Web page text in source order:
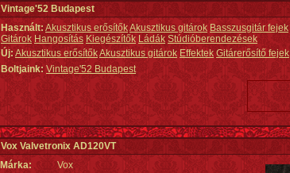
Vintage'52 Budapest
Használt: Akusztikus erősítőkAkusztikus gitárok Basszusgitár fejek
Gitárok Hangosítás Kiegészítők Ládák Stúdióberendezések
Új:Akusztikus erősítőkAkusztikus gitárok Effektek Gitárerősítő fejek
Boltjaink: Vintage'52 Budapest
Vox Valvetronix AD120VT
Márka:
Vox